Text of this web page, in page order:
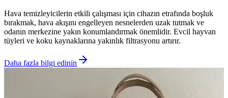
Hava temizleyicilerin etkili çalışması için cihazın etrafında boşluk
bırakmak, hava akışını engelleyen nesnelerden uzak tutmak ve
odanın merkezine yakın konumlandırmak önemlidir. Evcil hayvan
tüyleri ve koku kaynaklarına yakınlık filtrasyonu artırır.
Daha fazla bilgi edinin